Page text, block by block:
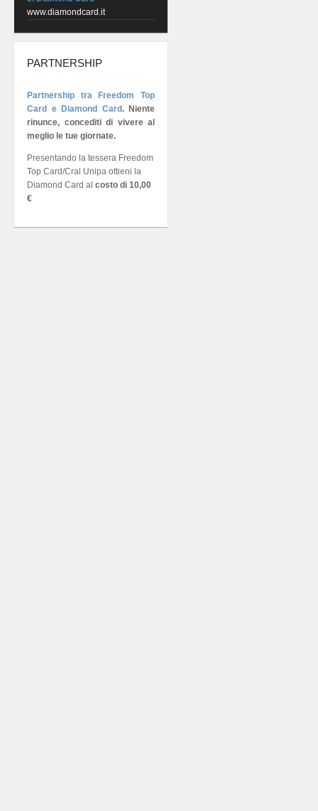
www.diamondcard.it
PARTNERSHIP
Partnership tra Freedom Top
Card e Diamond Card. Niente
rinunce, concediti di vivere al
meglio le tue giornate.
Presentando la tessera Freedom
Top Card/Cral Unipa ottieni la
Diamond Card al costo di 10,00
€